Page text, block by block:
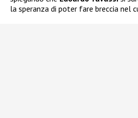
la speranza di poter fare breccia nel